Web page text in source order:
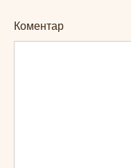
Коментар